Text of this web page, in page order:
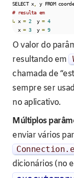
SELECT x, y FROM
# resulta em
↳ x = 2
  y
= 4
  x
= 3
  y
= 9
O valor do
resultando em
chamada de
sempre ser
no aplicativo.
Múltiplos
enviar vários
Connection.
dicionários (no